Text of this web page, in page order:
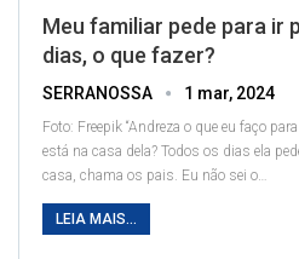
Meu familiar pede para ir
dias, o que fazer?
SERRANOSSA 1 mar, 2024
Foto: Freepik “Andreza o que eu faço
está na casa dela? Todos os dias ela
casa, chama os pais. Eu não sei o
LEIA MAIS...